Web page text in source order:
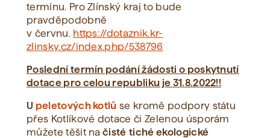
termínu. Pro Zlínský kraj to bude
pravděpodobně
v červnu. https://dotaznik.kr-
zlinsky.cz/index.php/538796
Poslední termín podání žádosti o poskytnutí
dotace pro celou republiku je 31.8.2022!!
U peletových kotlů se kromě podpory státu
přes Kotlíkové dotace či Zelenou úsporám
můžete těšit na čisté tiché ekologické